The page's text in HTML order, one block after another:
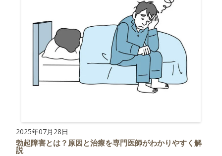
2025年07月28日
勃起障害とは？原因と治療を専門医師がわかりやすく解
説